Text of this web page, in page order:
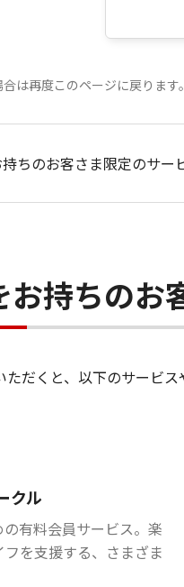
は再度このページに戻ります。
ちのお客さま限定のサー
持ちのお
ただくと、以下のサービ
クル
有料会員サービス。楽
を支援する、さまざま